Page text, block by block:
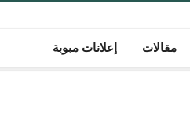
مقالات إعلانات مبوبة